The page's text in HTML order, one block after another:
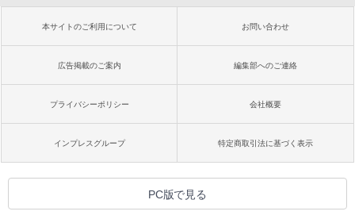
本サイトのご利用について お問い合わせ
広告掲載のご案内 編集部へのご連絡
プライバシーポリシー 会社概要
インプレスグループ 特定商取引法に基づく表示
PC版で見る